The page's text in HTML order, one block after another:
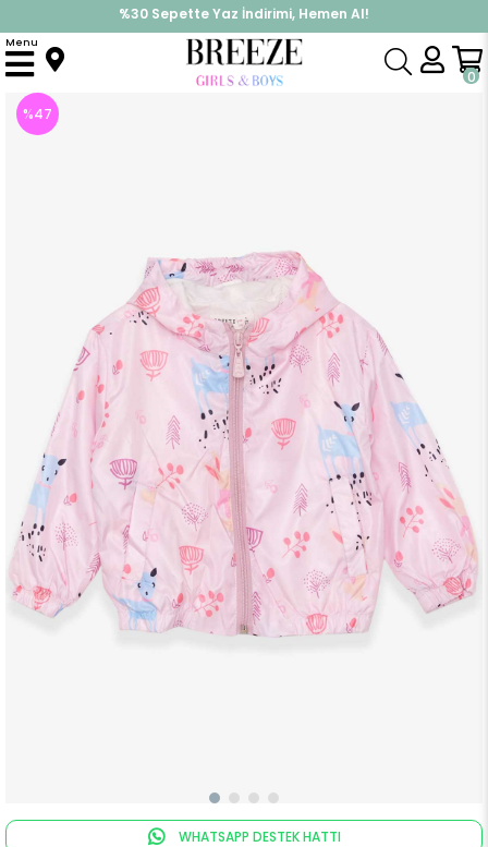
%30 Sepette Yaz İndirimi, Hemen Al!
İndirimlere ek %10 İndirimi Kap, Hemen Üye Ol!
0
Menu
Anasayfa Üst Giyim Mont
%47
WHATSAPP DESTEK HATTI